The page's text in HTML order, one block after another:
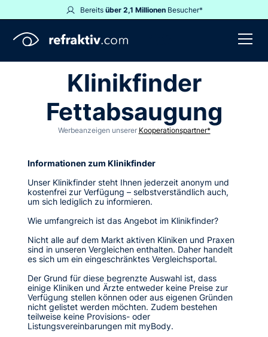
Bereits über 2,1 MillionenBesucher*
Klinikfinder
Fettabsaugung
Werbeanzeigen unserer Kooperationspartner*
Informationen zum Klinikfinder
Unser Klinikfinder steht Ihnen jederzeit anonym und
kostenfrei zur Verfügung – selbstverständlich auch,
um sich lediglich zu informieren.
Wie umfangreich ist das Angebot im Klinikfinder?
Nicht alle auf dem Markt aktiven Kliniken und Praxen
sind in unseren Vergleichen enthalten. Daher handelt
es sich um ein eingeschränktes Vergleichsportal.
Der Grund für diese begrenzte Auswahl ist, dass
einige Kliniken und Ärzte entweder keine Preise zur
Verfügung stellen können oder aus eigenen Gründen
nicht gelistet werden möchten. Zudem bestehen
teilweise keine Provisions- oder
Listungsvereinbarungen mit myBody.